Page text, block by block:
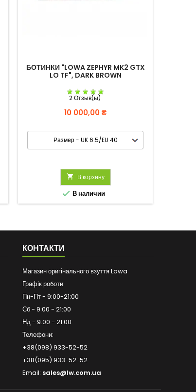
БОТИНКИ "LOWA ZEPHYR MK2 GTX
LO TF", DARK BROWN
2 Отзыв(ы)
Цена
10 000,00 ₴
 В корзину
 В наличии
КОНТАКТИ
Магазин оригінального взуття Lowa
Графік роботи:
Пн-Пт - 9:00-21:00
Сб - 9:00 - 21:00
Нд - 9:00 - 21:00
Телефони:
+38(098) 933-52-52
+38(095) 933-52-52
Email: sales@lw.com.ua